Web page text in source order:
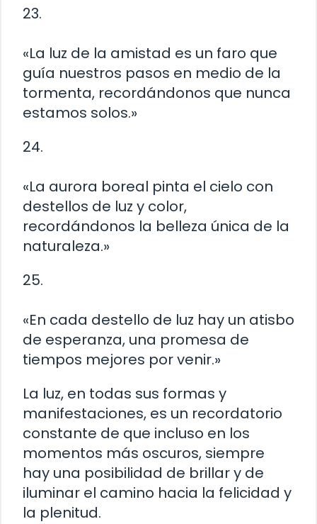
23.
«La luz de la amistad es un faro que
guía nuestros pasos en medio de la
tormenta, recordándonos que nunca
estamos solos.»
24.
«La aurora boreal pinta el cielo con
destellos de luz y color,
recordándonos la belleza única de la
naturaleza.»
25.
«En cada destello de luz hay un atisbo
de esperanza, una promesa de
tiempos mejores por venir.»
La luz, en todas sus formas y
manifestaciones, es un recordatorio
constante de que incluso en los
momentos más oscuros, siempre
hay una posibilidad de brillar y de
iluminar el camino hacia la felicidad y
la plenitud.